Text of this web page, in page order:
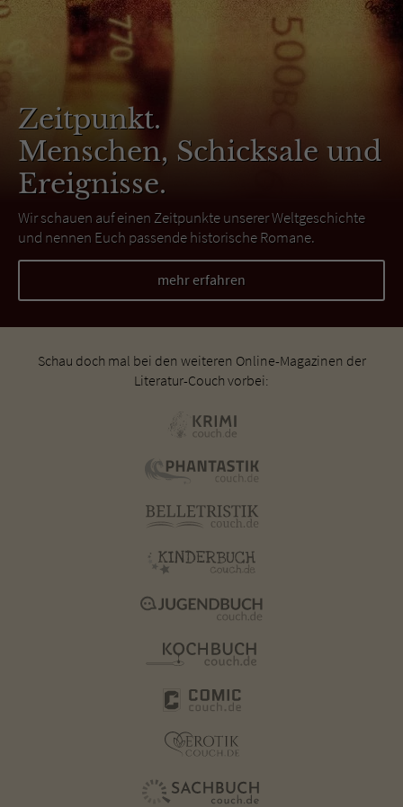
Zeitpunkt.
Menschen, Schicksale und
Ereignisse.
Wir schauen auf einen Zeitpunkte unserer Weltgeschichte
und nennen Euch passende historische Romane.
mehr erfahren
Schau doch mal bei den weiteren Online-Magazinen der
Literatur-Couch vorbei: